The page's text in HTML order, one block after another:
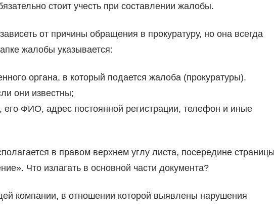
стоит учесть при составлении жалобы.
от причины обращения в прокуратуру, но она всегда
жалобы указывается:
органа, в который подается жалоба (прокуратуры).
они известны;
ФИО, адрес постоянной регистрации, телефон и иные
в правом верхнем углу листа, посередине
Что излагать в основной части документа?
компании, в отношении которой выявлены нарушения